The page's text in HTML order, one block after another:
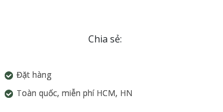
Chia sẻ:
Đặt hàng
Toàn quốc, miễn phí HCM, HN